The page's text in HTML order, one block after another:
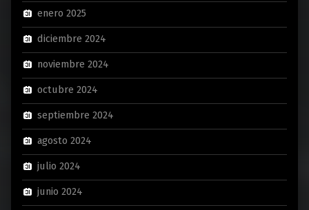
enero 2025
diciembre 2024
noviembre 2024
octubre 2024
septiembre 2024
agosto 2024
julio 2024
junio 2024